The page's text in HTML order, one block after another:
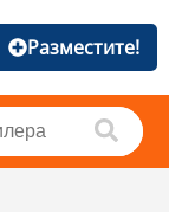
Разместите!